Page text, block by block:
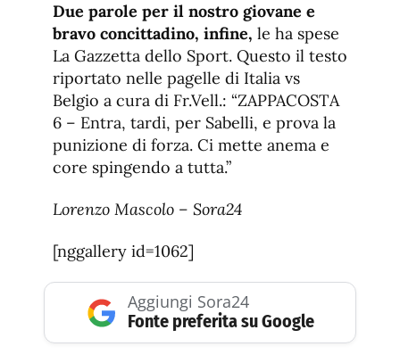
Due parole per il nostro giovane e
bravo concittadino, infine, le ha spese
La Gazzetta dello Sport. Questo il testo
riportato nelle pagelle di Italia vs
Belgio a cura di Fr.Vell.: “ZAPPACOSTA
6 – Entra, tardi, per Sabelli, e prova la
punizione di forza. Ci mette anema e
core spingendo a tutta.”
Lorenzo Mascolo – Sora24
[nggallery id=1062]
Aggiungi Sora24
Fonte preferita su Google